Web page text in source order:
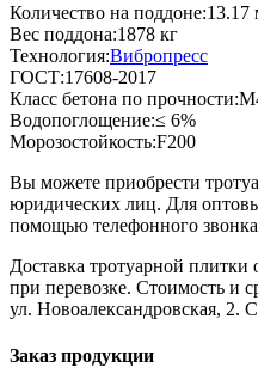
Количество на поддоне:13.17
Вес поддона:1878 кг
Технология:Вибропресс
ГОСТ:17608-2017
Класс бетона по прочности:
Водопоглощение:≤ 6%
Морозостойкость:F200
Вы можете приобрести
юридических лиц. Для
помощью телефонного
Доставка тротуарной
при перевозке. Стоимость и
ул. Новоалександровская, 2.
Заказ продукции